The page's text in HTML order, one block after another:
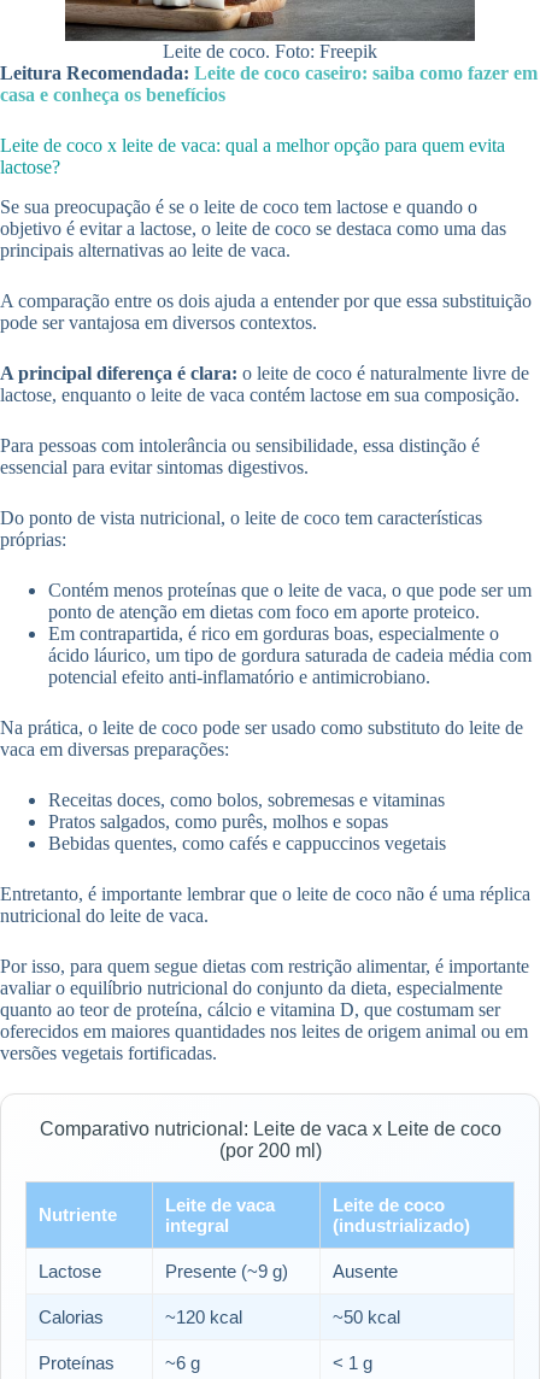
Leite de coco. Foto: Freepik
Leitura Recomendada: Leite de coco caseiro: saiba como fazer em
casa e conheça os benefícios
Leite de coco x leite de vaca: qual a melhor opção para quem evita
lactose?
Se sua preocupação é se o leite de coco tem lactose e quando o
objetivo é evitar a lactose, o leite de coco se destaca como uma das
principais alternativas ao leite de vaca.
A comparação entre os dois ajuda a entender por que essa substituição
pode ser vantajosa em diversos contextos.
A principal diferença é clara: o leite de coco é naturalmente livre de
lactose, enquanto o leite de vaca contém lactose em sua composição.
Para pessoas com intolerância ou sensibilidade, essa distinção é
essencial para evitar sintomas digestivos.
Do ponto de vista nutricional, o leite de coco tem características
próprias:
Contém menos proteínas que o leite de vaca, o que pode ser um
ponto de atenção em dietas com foco em aporte proteico.
Em contrapartida, é rico em gorduras boas, especialmente o
ácido láurico, um tipo de gordura saturada de cadeia média com
potencial efeito anti-inflamatório e antimicrobiano.
Na prática, o leite de coco pode ser usado como substituto do leite de
vaca em diversas preparações:
Receitas doces, como bolos, sobremesas e vitaminas
Pratos salgados, como purês, molhos e sopas
Bebidas quentes, como cafés e cappuccinos vegetais
Entretanto, é importante lembrar que o leite de coco não é uma réplica
nutricional do leite de vaca.
Por isso, para quem segue dietas com restrição alimentar, é importante
avaliar o equilíbrio nutricional do conjunto da dieta, especialmente
quanto ao teor de proteína, cálcio e vitamina D, que costumam ser
oferecidos em maiores quantidades nos leites de origem animal ou em
versões vegetais fortificadas.
Comparativo nutricional: Leite de vaca x Leite de coco
(por 200 ml)
Nutriente
Leite de vaca
integral
Leite de coco
(industrializado)
Lactose Presente (~9 g) Ausente
Calorias ~120 kcal ~50 kcal
Proteínas ~6 g < 1 g